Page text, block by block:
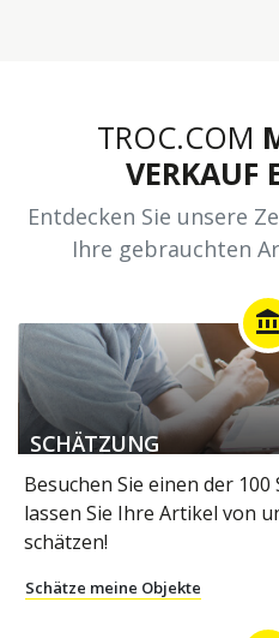
TROC.COM
VERKAUF
Entdecken Sie unsere
Ihre gebrauchten
account_balance
SCHÄTZUNG
Besuchen Sie einen der
lassen Sie Ihre Artikel von
schätzen!
Schätze meine Objekte